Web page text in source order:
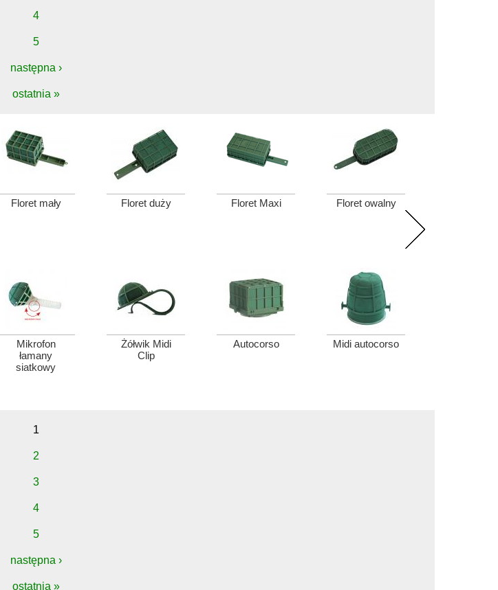
4
5
następna ›
ostatnia »
Floret mały Floret duży Floret Maxi Floret owalny
Mikrofon
łamany
siatkowy
Żółwik Midi
Clip
Autocorso Midi autocorso
1
2
3
4
5
następna ›
ostatnia »